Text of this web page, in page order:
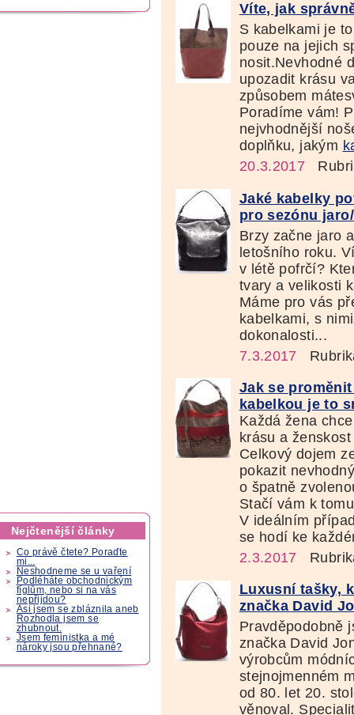
Nejčtenější články
Co právě čtete? Poraďte
mi...
Neshodneme se u vaření
Podléháte obchodnickým
fíglům, nebo si na vás
nepřijdou?
Asi jsem se zbláznila aneb
Rozhodla jsem se
zhubnout.
Jsem feministka a mé
nároky jsou přehnané?
Víte, jak
S kabelkami je
pouze na jejich
nosit.Nevhodné
upozadit krásu
způsobem
Poradíme vám!
nejvhodnější
doplňku, jakým
20.3.2017
Jaké kabelky
pro sezónu
Brzy začne jaro
letošního roku.
v létě pofrčí?
tvary a velikosti
Máme pro vás
kabelkami, s
dokonalosti...
7.3.2017
Jak se
kabelkou je to
Každá žena
krásu a
Celkový dojem
pokazit
o špatně
Stačí vám k
V ideálním
se hodí ke
2.3.2017
Luxusní tašky,
značka David
Pravděpodobně
značka David
výrobcům
stejnojmenném
od 80. let 20.
věnoval.